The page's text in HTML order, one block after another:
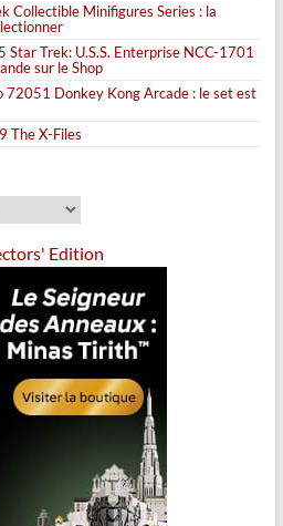
Collectible Minifigures Series : la
Trek: U.S.S. Enterprise NCC-1701
sur le Shop
72051 Donkey Kong Arcade : le set est
The X-Files